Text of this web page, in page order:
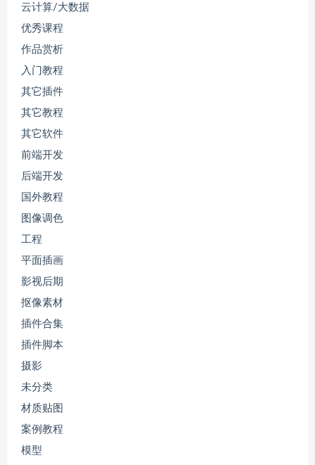
云计算/大数据
优秀课程
作品赏析
入门教程
其它插件
其它教程
其它软件
前端开发
后端开发
国外教程
图像调色
工程
平面插画
影视后期
抠像素材
插件合集
插件脚本
摄影
未分类
材质贴图
案例教程
模型